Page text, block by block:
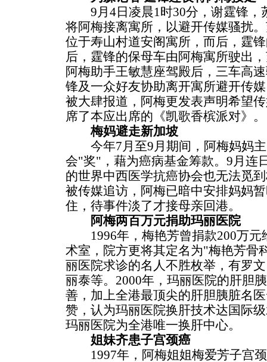
9月4日凌晨1时30分，谢霆锋，
将阿梅接离寓所，以避开传媒骚扰
位于寿山村道安阁寓所，而后，霆
后，霆锋的保母车由阿梅寓所驶出
阿梅助手王敏慧座驾殿后，三车高
锋及一众好友协助离开寓所避开传
被大肆报道，阿梅更发表声明希望
席了本应出席的《凯歌香槟派对》。
梅妈避走新加坡
今年7月至9月期间，阿梅妈妈主
会"奖"，藉为癌病基金筹款。9月连
的世界中西医学抗癌协会也无法觅
被传媒追访，阿梅已暗中安排妈妈
住，待事件淡了才接母亲回港。
阿梅两百万元捐助玛丽医院
1996年，梅艳芳曾捐款200万元
术室，院方更将其定名为"梅艳芳骨
丽医院求诊的名人不胜枚举，有罗
丽泰等。2000年，玛丽医院的肝胆
善，加上全港最顶尖的肝胆胰脏名
赞，认为玛丽医院换肝技术达国际
玛丽医院为全港唯一换肝中心。
姐妹齐患子宫颈癌
1997年，阿梅姐姐梅爱芳子宫颈